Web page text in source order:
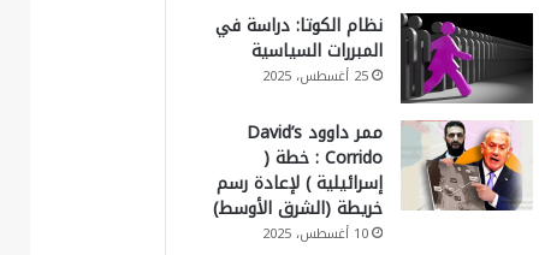
نظام الكوتا: دراسة في
المبررات السياسية
25 أغسطس، 2025
ممر داوود David’s
Corrido : خطة (
إسرائيلية ) لإعادة رسم
خريطة (الشرق الأوسط)
10 أغسطس، 2025